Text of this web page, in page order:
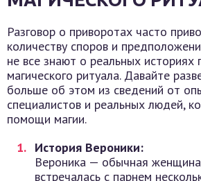
Разговор о приворотах часто
количеству споров и
не все знают о реальных историях
магического ритуала. Давайте
больше об этом из сведений от
специалистов и реальных людей,
помощи магии.
История Вероники:
Вероника — обычная
встречалась с парнем